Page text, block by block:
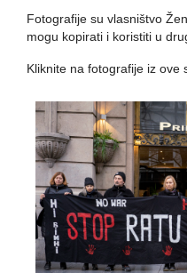
Fotografije su vlasništvo
mogu kopirati i koristiti u
Kliknite na fotografije iz ove